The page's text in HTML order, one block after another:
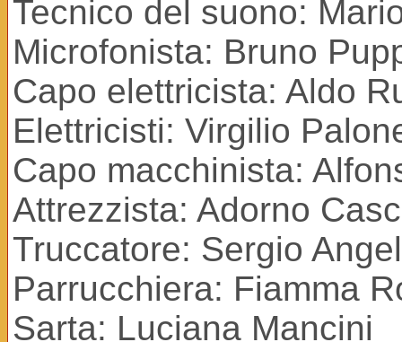
Tecnico del suono:
Microfonista: Bruno
Capo elettricista: Aldo
Elettricisti: Virgilio
Capo macchinista:
Attrezzista: Adorno
Truccatore: Sergio
Parrucchiera: Fiamma
Sarta: Luciana Mancini